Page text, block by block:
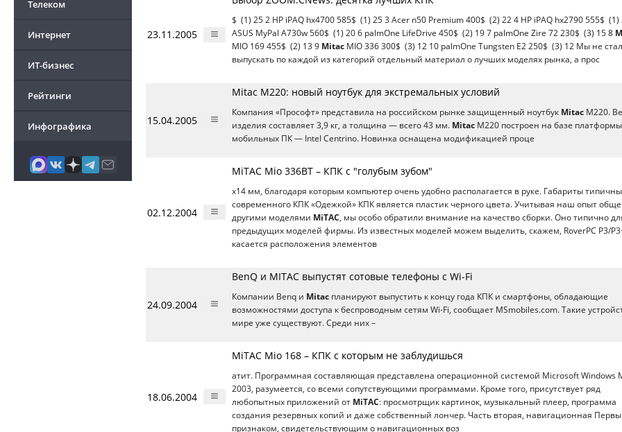
Телеком
Интернет
ИТ-бизнес
Рейтинги
Инфографика
23.11.2005
$ (1) 25 2 HP iPAQ hx4700 585$ (1) 25 3 Acer n50 Premium 400$ (2) 22 4 HP iPAQ hx2790 555$ (1)
ASUS MyPal A730w 560$ (1) 20 6 palmOne LifeDrive 450$ (2) 19 7 palmOne Zire 72 230$ (3) 15 8
MIO 169 455$ (2) 13 9 Mitac MIO 336 300$ (3) 12 10 palmOne Tungsten E2 250$ (3) 12 Мы не
выпускать по каждой из категорий отдельный материал о лучших моделях рынка, а прос
15.04.2005
Mitac M220: новый ноутбук для экстремальных условий
Компания «Прософт» представила на российском рынке защищенный ноутбук Mitac M220.
изделия составляет 3,9 кг, а толщина — всего 43 мм. Mitac M220 построен на базе
мобильных ПК — Intel Centrino. Новинка оснащена модификацией проце
02.12.2004
MiTAC Mio 336BT – КПК с "голубым зубом"
x14 мм, благодаря которым компьютер очень удобно располагается в руке. Габариты
современного КПК «Одежкой» КПК является пластик черного цвета. Учитывая наш опыт
другими моделями MiTAC, мы особо обратили внимание на качество сборки. Оно типично
предыдущих моделей фирмы. Из известных моделей можем выделить, скажем, RoverPC P3/
касается расположения элементов
24.09.2004
BenQ и MITAC выпустят сотовые телефоны с Wi-Fi
Компании Benq и Mitac планируют выпустить к концу года КПК и смартфоны, обладающие
возможностями доступа к беспроводным сетям Wi-Fi, сообщает MSmobiles.com. Такие
мире уже существуют. Среди них –
18.06.2004
MiTAC Mio 168 – КПК с которым не заблудишься
атит. Программная составляющая представлена операционной системой Microsoft Windows
2003, разумеется, со всеми сопутствующими программами. Кроме того, присутствует ряд
любопытных приложений от MiTAC: просмотрщик картинок, музыкальный плеер, программа
создания резервных копий и даже собственный лончер. Часть вторая, навигационная
признаком, свидетельствующим о навигационных воз